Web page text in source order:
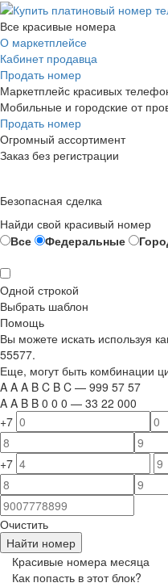
Все красивые номера
О маркетплейсе
Кабинет продавца
Продать номер
Маркетплейс красивых
Мобильные и городские от
Продать номер
Огромный ассортимент
Заказ без регистрации
Безопасная сделка
Найди свой красивый номер
Все
Федеральные
Одной строкой
Выбрать шаблон
Помощь
Вы можете искать используя
55577.
Еще, могут быть комбинации
A A A B C B C — 999 57 57
A A B B 0 0 0 — 33 22 000
+7
+7
Очистить
Найти номер
Красивые номера месяца
Как попасть в этот блок?